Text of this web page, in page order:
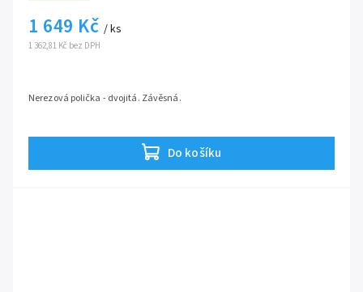
1 362,81 Kč bez DPH
1 649 Kč / ks
Do košíku
Nerezová polička - dvojitá. Závěsná.